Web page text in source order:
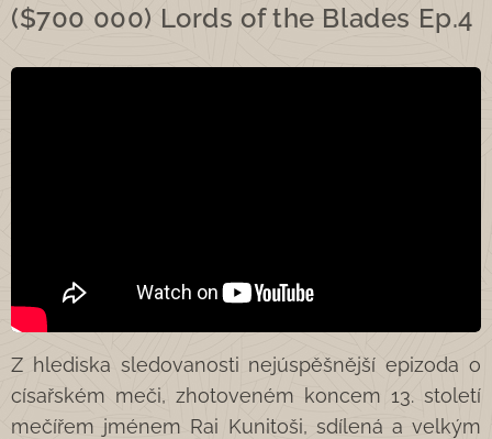
($700 000) Lords of the Blades Ep.4
Z hlediska sledovanosti nejúspěšnější epizoda o
císařském meči, zhotoveném koncem 13. století
mečířem jménem Rai Kunitoši, sdílená a velkým